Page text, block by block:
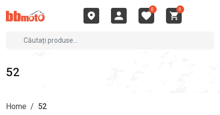
0 0
52
Home / 52